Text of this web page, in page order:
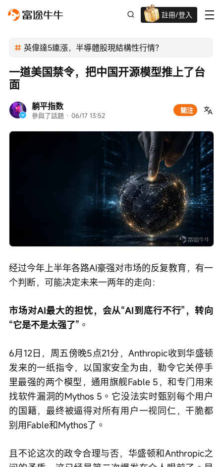
註冊/登入
迎新驚喜賞 股票/BTC等任你揀!
英偉達5連漲，半導體股現結構性行情？
躺平指数
參與了話題 · 06/17 13:52
關注
一道美国禁令，把中国开源模型推上了台
面
经过今年上半年各路AI豪强对市场的反复教育，有一
个判断，可能决定未来一两年的走向：
市场对AI最大的担忧，会从“AI到底行不行”，转向
“它是不是太强了” 。
6月12日，周五傍晚5点21分，Anthropic收到华盛顿
发来的一纸指令，以国家安全为由，勒令它关停手
里最强的两个模型，通用旗舰Fable 5，和专门用来
找软件漏洞的Mythos 5。它没法实时甄别每个用户
的国籍，最终被逼得对所有用户一视同仁，干脆都
别用Fable和Mythos了。
且不论这次的政令合理与否，华盛顿和Anthropic之